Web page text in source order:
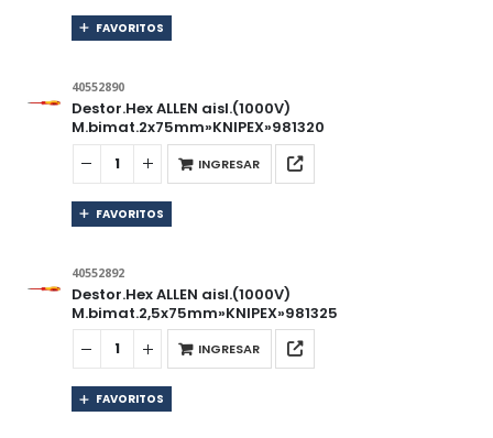
FAVORITOS
40552890
Destor.Hex ALLEN aisl.(1000V)
M.bimat.2x75mm»KNIPEX»981320
INGRESAR
FAVORITOS
40552892
Destor.Hex ALLEN aisl.(1000V)
M.bimat.2,5x75mm»KNIPEX»981325
INGRESAR
FAVORITOS